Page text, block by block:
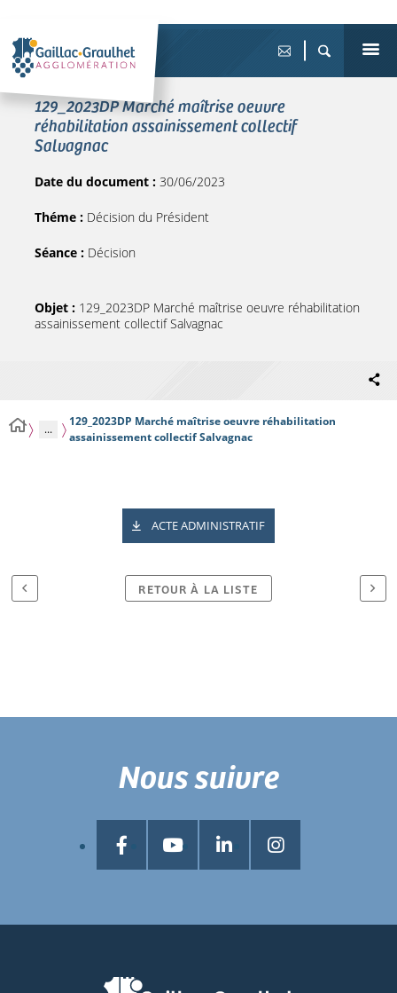
129_2023DP Marché maîtrise oeuvre
réhabilitation assainissement collectif
Salvagnac
Date du document : 30/06/2023
Théme : Décision du Président
Séance : Décision
Objet : 129_2023DP Marché maîtrise oeuvre réhabilitation
assainissement collectif Salvagnac
...
129_2023DP Marché maîtrise oeuvre réhabilitation
assainissement collectif Salvagnac
ACTE ADMINISTRATIF
RETOUR À LA LISTE
Nous suivre